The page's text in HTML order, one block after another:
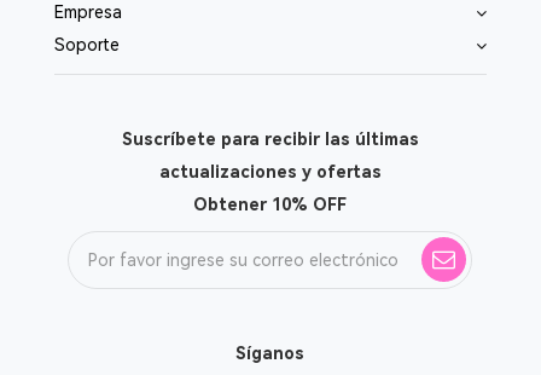
Empresa
Soporte
Suscríbete para recibir las últimas
actualizaciones y ofertas
Obtener 10% OFF
Síganos